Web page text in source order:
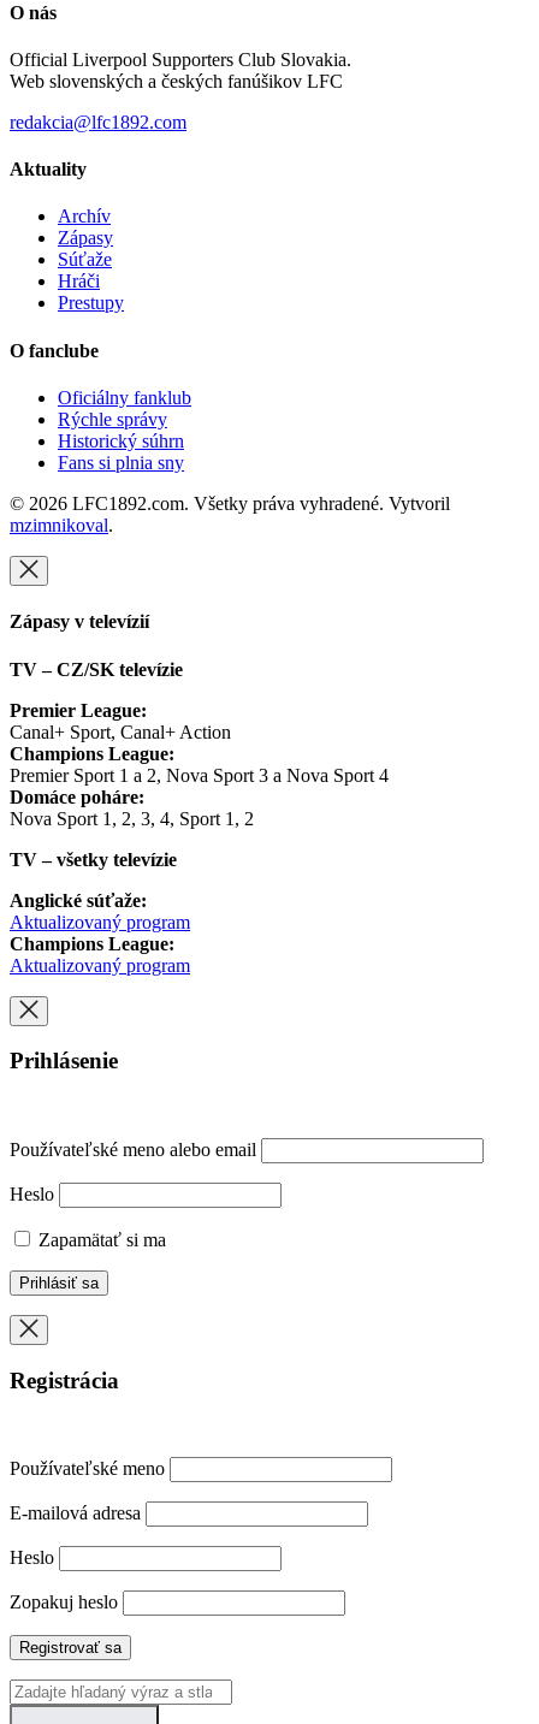
O nás
Official Liverpool Supporters Club Slovakia.
Web slovenských a českých fanúšikov LFC
redakcia@lfc1892.com
Aktuality
Archív
Zápasy
Súťaže
Hráči
Prestupy
O fanclube
Oficiálny fanklub
Rýchle správy
Historický súhrn
Fans si plnia sny
© 2026 LFC1892.com. Všetky práva vyhradené. Vytvoril
mzimnikoval.
Zápasy v televízií
TV – CZ/SK televízie
Premier League:
Canal+ Sport, Canal+ Action
Champions League:
Premier Sport 1 a 2, Nova Sport 3 a Nova Sport 4
Domáce poháre:
Nova Sport 1, 2, 3, 4, Sport 1, 2
TV – všetky televízie
Anglické súťaže:
Aktualizovaný program
Champions League:
Aktualizovaný program
Prihlásenie
Používateľské meno alebo email
Heslo
Zapamätať si ma
Registrácia
Používateľské meno
E-mailová adresa
Heslo
Zopakuj heslo
Registrovať sa